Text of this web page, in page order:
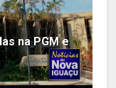
na PGM e